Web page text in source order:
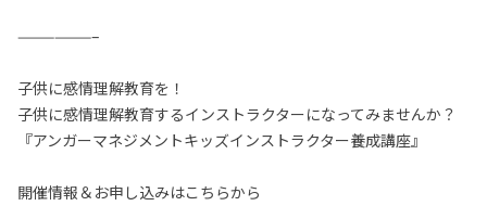
——————–
子供に感情理解教育を！
子供に感情理解教育するインストラクターになってみませんか？
『アンガーマネジメントキッズインストラクター養成講座』
開催情報＆お申し込みはこちらから